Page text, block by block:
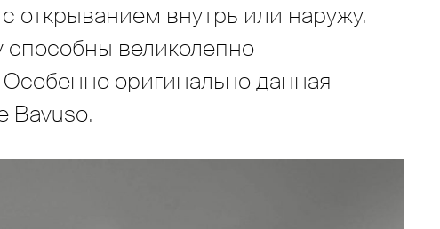
открыванием внутрь или наружу.
великолепно
оригинально данная
Bavuso.